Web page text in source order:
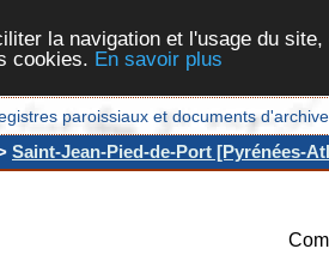
la navigation et l'usage du
cookies. En savoir plus
paroissiaux et documents
Saint-Jean-Pied-de-Port [Pyrénées-